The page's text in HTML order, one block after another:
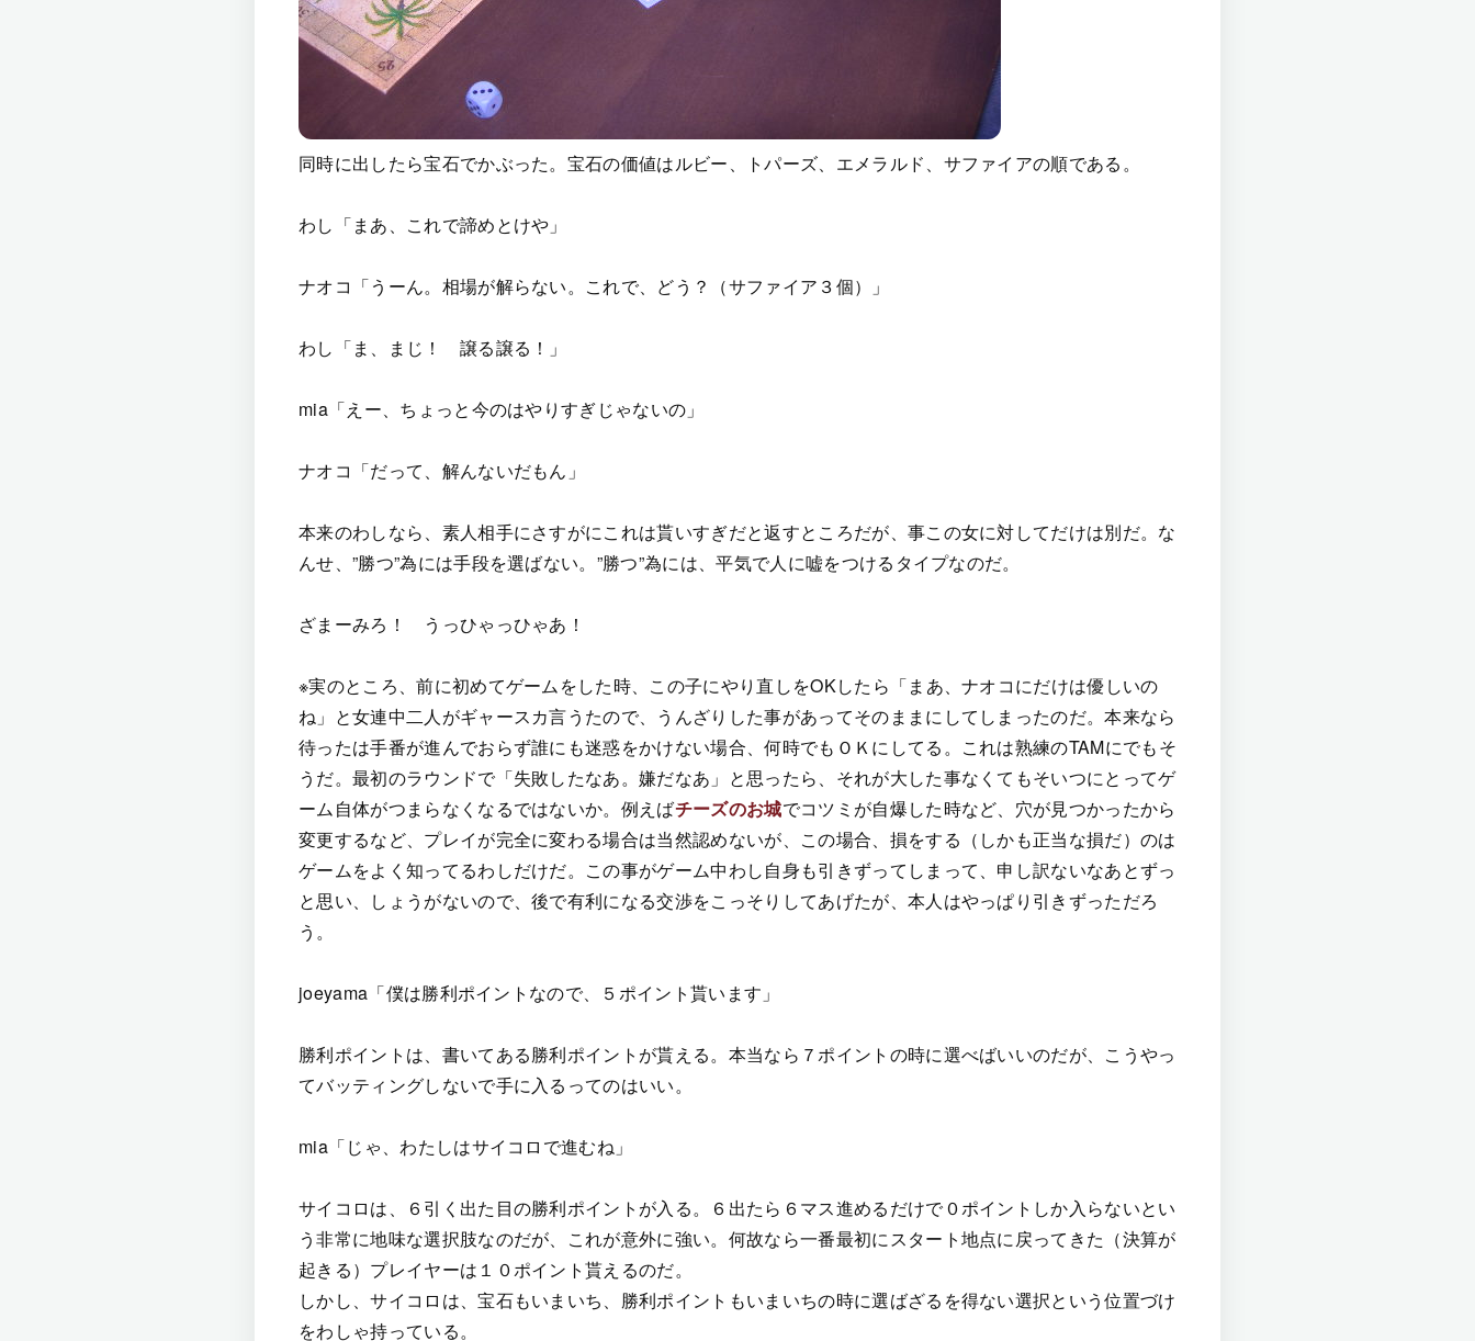
同時に出したら宝石でかぶった。宝石の価値はルビー、トパーズ、エメラルド、サファイアの順である。
わし「まあ、これで諦めとけや」
ナオコ「うーん。相場が解らない。これで、どう？（サファイア３個）」
わし「ま、まじ！ 譲る譲る！」
mia「えー、ちょっと今のはやりすぎじゃないの」
ナオコ「だって、解んないだもん」
本来のわしなら、素人相手にさすがにこれは貰いすぎだと返すところだが、事この女に対してだけは別だ。な
んせ、”勝つ”為には手段を選ばない。”勝つ”為には、平気で人に嘘をつけるタイプなのだ。
ざまーみろ！ うっひゃっひゃあ！
※実のところ、前に初めてゲームをした時、この子にやり直しをOKしたら「まあ、ナオコにだけは優しいの
ね」と女連中二人がギャースカ言うたので、うんざりした事があってそのままにしてしまったのだ。本来なら
待ったは手番が進んでおらず誰にも迷惑をかけない場合、何時でもＯＫにしてる。これは熟練のTAMにでもそ
うだ。最初のラウンドで「失敗したなあ。嫌だなあ」と思ったら、それが大した事なくてもそいつにとってゲ
ーム自体がつまらなくなるではないか。例えばチーズのお城でコツミが自爆した時など、穴が見つかったから
変更するなど、プレイが完全に変わる場合は当然認めないが、この場合、損をする（しかも正当な損だ）のは
ゲームをよく知ってるわしだけだ。この事がゲーム中わし自身も引きずってしまって、申し訳ないなあとずっ
と思い、しょうがないので、後で有利になる交渉をこっそりしてあげたが、本人はやっぱり引きずっただろ
う。
joeyama「僕は勝利ポイントなので、５ポイント貰います」
勝利ポイントは、書いてある勝利ポイントが貰える。本当なら７ポイントの時に選べばいいのだが、こうやっ
てバッティングしないで手に入るってのはいい。
mia「じゃ、わたしはサイコロで進むね」
サイコロは、６引く出た目の勝利ポイントが入る。６出たら６マス進めるだけで０ポイントしか入らないとい
う非常に地味な選択肢なのだが、これが意外に強い。何故なら一番最初にスタート地点に戻ってきた（決算が
起きる）プレイヤーは１０ポイント貰えるのだ。
しかし、サイコロは、宝石もいまいち、勝利ポイントもいまいちの時に選ばざるを得ない選択という位置づけ
をわしゃ持っている。